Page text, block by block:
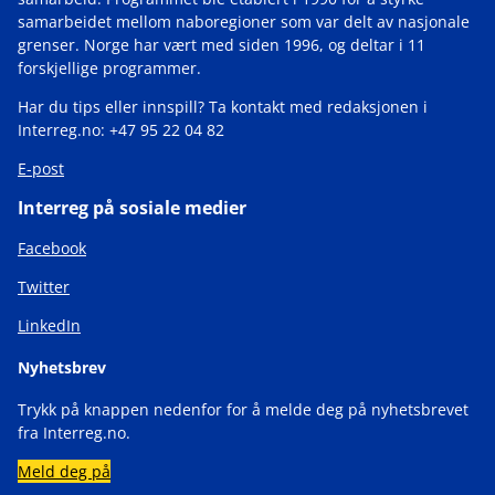
samarbeidet mellom naboregioner som var delt av nasjonale
grenser. Norge har vært med siden 1996, og deltar i 11
forskjellige programmer.
Har du tips eller innspill? Ta kontakt med redaksjonen i
Interreg.no: +47 95 22 04 82
E-post
Interreg på sosiale medier
Facebook
Twitter
LinkedIn
Nyhetsbrev
Trykk på knappen nedenfor for å melde deg på nyhetsbrevet
fra Interreg.no.
Meld deg på